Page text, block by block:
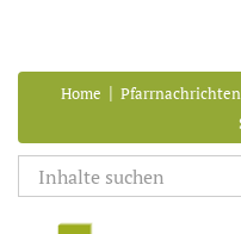
Home | Pfarrnachrichten